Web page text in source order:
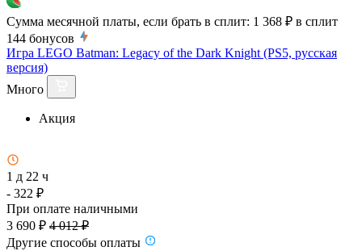
Сумма месячной платы, если брать в сплит: 1 368 ₽ в сплит
144 бонусов
Игра LEGO Batman: Legacy of the Dark Knight (PS5, русская
версия)
Много
Акция
1 д 22 ч
- 322 ₽
При оплате наличными
3 690 ₽ 4 012 ₽
Другие способы оплаты